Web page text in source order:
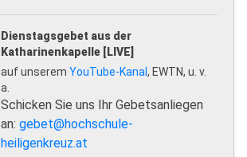
Dienstagsgebet aus der
Katharinenkapelle [LIVE]
auf unserem YouTube-Kanal , EWTN, u. v.
a.
Schicken Sie uns Ihr Gebetsanliegen
an: gebet@hochschule-
heiligenkreuz.at